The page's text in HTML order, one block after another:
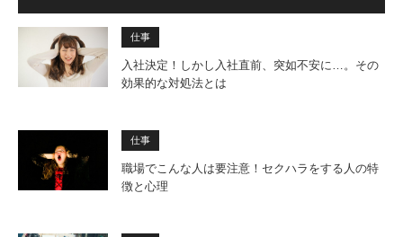
仕事
入社決定！しかし入社直前、突如不安に…。その
効果的な対処法とは
仕事
職場でこんな人は要注意！セクハラをする人の特
徴と心理